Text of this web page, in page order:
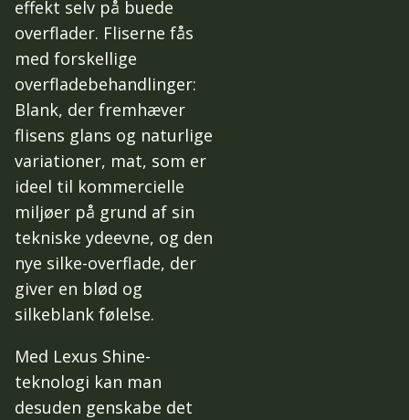
effekt selv på buede
overflader. Fliserne fås
med forskellige
overfladebehandlinger:
Blank, der fremhæver
flisens glans og naturlige
variationer, mat, som er
ideel til kommercielle
miljøer på grund af sin
tekniske ydeevne, og den
nye silke-overflade, der
giver en blød og
silkeblank følelse.
Med Lexus Shine-
teknologi kan man
desuden genskabe det